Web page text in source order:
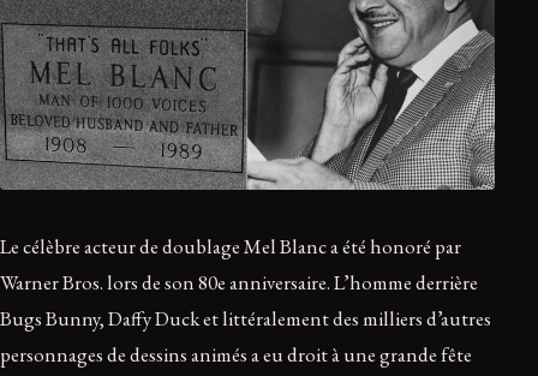
Le célèbre acteur de doublage Mel Blanc a été honoré par
Warner Bros. lors de son 80e anniversaire. L’homme derrière
Bugs Bunny, Daffy Duck et littéralement des milliers d’autres
personnages de dessins animés a eu droit à une grande fête